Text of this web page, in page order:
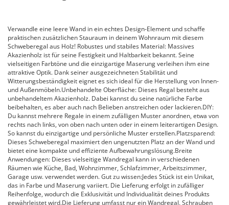
Verwandle eine leere Wand in ein echtes Design-Element und schaffe
praktischen zusätzlichen Stauraum in deinem Wohnraum mit diesem
Schweberegal aus Holz! Robustes und stabiles Material: Massives
Akazienholz ist für seine Festigkeit und Haltbarkeit bekannt. Seine
vielseitigen Farbtöne und die einzigartige Maserung verleihen ihm eine
attraktive Optik. Dank seiner ausgezeichneten Stabilität und
Witterungsbeständigkeit eignet es sich ideal für die Herstellung von Innen-
und Außenmöbeln.Unbehandelte Oberfläche: Dieses Regal besteht aus
unbehandeltem Akazienholz. Dabei kannst du seine natürliche Farbe
beibehalten, es aber auch nach Belieben anstreichen oder lackieren.DIY:
Du kannst mehrere Regale in einem zufälligen Muster anordnen, etwa von
rechts nach links, von oben nach unten oder in einem leiterartigen Design.
So kannst du einzigartige und persönliche Muster erstellen.Platzsparend:
Dieses Schweberegal maximiert den ungenutzten Platz an der Wand und
bietet eine kompakte und effiziente Aufbewahrungslösung.Breite
Anwendungen: Dieses vielseitige Wandregal kann in verschiedenen
Räumen wie Küche, Bad, Wohnzimmer, Schlafzimmer, Arbeitszimmer,
Garage usw. verwendet werden. Gut zu wissen:Jedes Stück ist ein Unikat,
das in Farbe und Maserung variiert. Die Lieferung erfolgt in zufälliger
Reihenfolge, wodurch die Exklusivität und Individualität deines Produkts
gewährleistet wird.Die Lieferung umfasst nur ein Wandregal. Schrauben